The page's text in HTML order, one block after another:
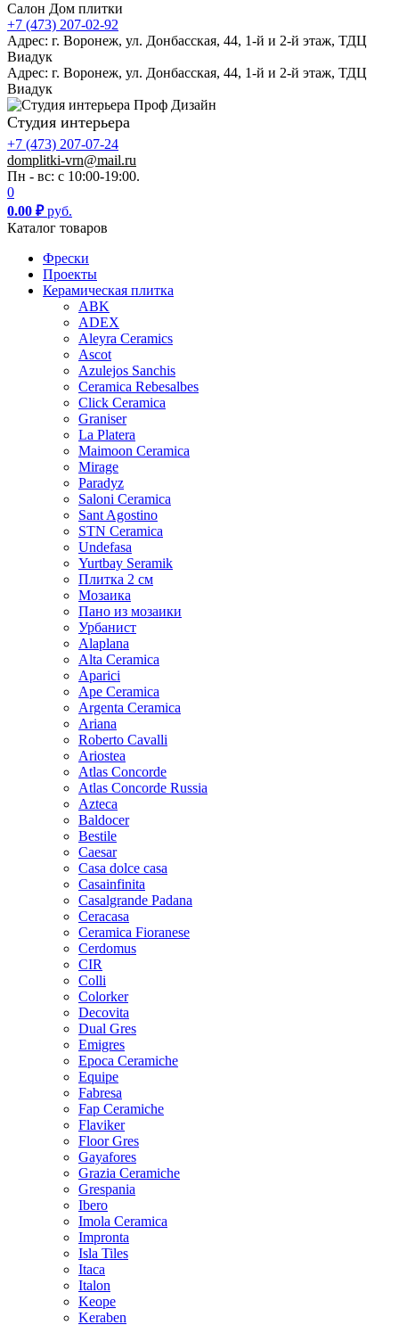
Салон Дом плитки
+7 (473) 207-02-92
Адрес: г. Воронеж, ул. Донбасская, 44, 1-й и 2-й этаж, ТДЦ
Виадук
Адрес: г. Воронеж, ул. Донбасская, 44, 1-й и 2-й этаж, ТДЦ
Виадук
Студия интерьера
+7 (473) 207-07-24
domplitki-vrn@mail.ru
Пн - вс: с 10:00-19:00.
0
0.00 ₽руб.
Каталог товаров
Фрески
Проекты
Керамическая плитка
ABK
ADEX
Aleyra Ceramics
Ascot
Azulejos Sanchis
Ceramica Rebesalbes
Click Ceramica
Graniser
La Platera
Maimoon Ceramica
Mirage
Paradyz
Saloni Ceramica
Sant Agostino
STN Ceramica
Undefasa
Yurtbay Seramik
Плитка 2 см
Мозаика
Пано из мозаики
Урбанист
Alaplana
Alta Ceramica
Aparici
Ape Ceramica
Argenta Ceramica
Ariana
Roberto Cavalli
Ariostea
Atlas Concorde
Atlas Concorde Russia
Azteca
Baldocer
Bestile
Caesar
Casa dolce casa
Casainfinita
Casalgrande Padana
Ceracasa
Ceramica Fioranese
Cerdomus
CIR
Colli
Colorker
Decovita
Dual Gres
Emigres
Epoca Ceramiche
Equipe
Fabresa
Fap Ceramiche
Flaviker
Floor Gres
Gayafores
Grazia Ceramiche
Grespania
Ibero
Imola Ceramica
Impronta
Isla Tiles
Itaca
Italon
Keope
Keraben